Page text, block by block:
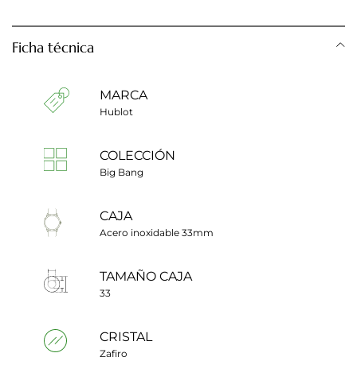
Ficha técnica
MARCA
Hublot
COLECCIÓN
Big Bang
CAJA
Acero inoxidable 33mm
TAMAÑO CAJA
33
CRISTAL
Zafiro